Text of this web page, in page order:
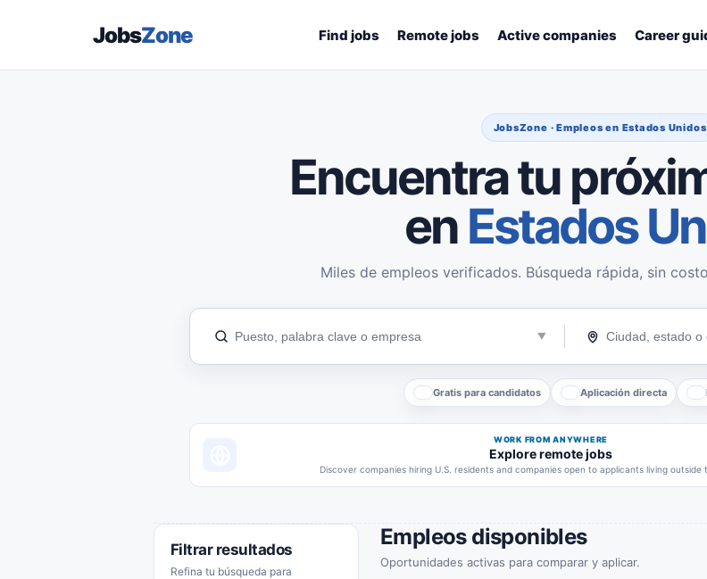
JobsZone Find jobs Remote jobs Active companies Career
JobsZone · Empleos en Estados Unidos
Encuentra tu
en Estados
Miles de empleos verificados. Búsqueda rápida, sin
Gratis para candidatos Aplicación directa
WORK FROM ANYWHERE
Explore remote jobs
Discover companies hiring U.S. residents and companies open to applicants living outside
Filtrar resultados
Refina tu búsqueda para
Empleos disponibles
Oportunidades activas para comparar y aplicar.